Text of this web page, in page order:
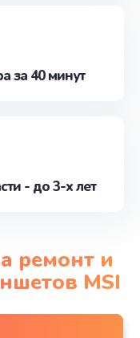
за 40 минут
- до 3-х лет
ремонт и
MSI